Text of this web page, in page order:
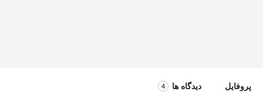
پروفایل دیدگاه ها 4